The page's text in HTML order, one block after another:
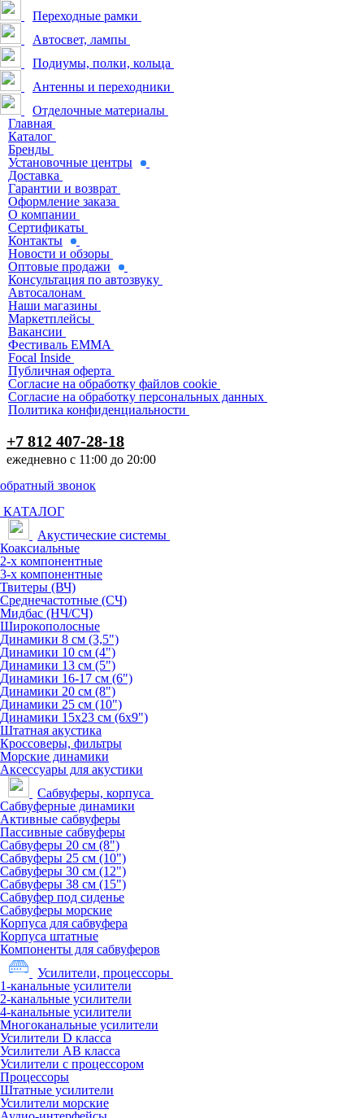
Переходные рамки
Автосвет, лампы
Подиумы, полки, кольца
Антенны и переходники
Отделочные материалы
Главная
Каталог
Бренды
Установочные центры
Доставка
Гарантии и возврат
Оформление заказа
О компании
Сертификаты
Контакты
Новости и обзоры
Оптовые продажи
Консультация по автозвуку
Автосалонам
Наши магазины
Маркетплейсы
Вакансии
Фестиваль EMMA
Focal Inside
Публичная оферта
Согласие на обработку файлов cookie
Согласие на обработку персональных данных
Политика конфиденциальности
+7 812 407-28-18
ежедневно с 11:00 до 20:00
обратный звонок
КАТАЛОГ
Акустические системы
Коаксиальные
2-х компонентные
3-х компонентные
Твитеры (ВЧ)
Среднечастотные (СЧ)
Мидбас (НЧ/СЧ)
Широкополосные
Динамики 8 см (3,5")
Динамики 10 см (4")
Динамики 13 см (5")
Динамики 16-17 см (6")
Динамики 20 см (8")
Динамики 25 см (10")
Динамики 15х23 см (6х9")
Штатная акустика
Кроссоверы, фильтры
Морские динамики
Аксессуары для акустики
Сабвуферы, корпуса
Сабвуферные динамики
Активные сабвуферы
Пассивные сабвуферы
Сабвуферы 20 см (8")
Сабвуферы 25 см (10")
Сабвуферы 30 см (12")
Сабвуферы 38 см (15")
Сабвуфер под сиденье
Сабвуферы морские
Корпуса для сабвуфера
Корпуса штатные
Компоненты для сабвуферов
Усилители, процессоры
1-канальные усилители
2-канальные усилители
4-канальные усилители
Многоканальные усилители
Усилители D класса
Усилители АВ класса
Усилители с процессором
Процессоры
Штатные усилители
Усилители морские